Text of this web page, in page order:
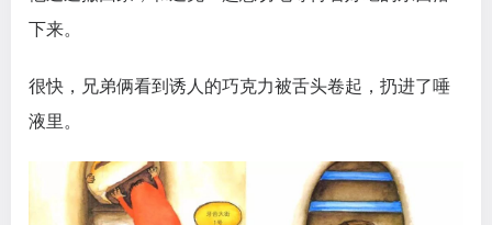
下来。
很快，兄弟俩看到诱人的巧克力被舌头卷起，扔进了唾
液里。